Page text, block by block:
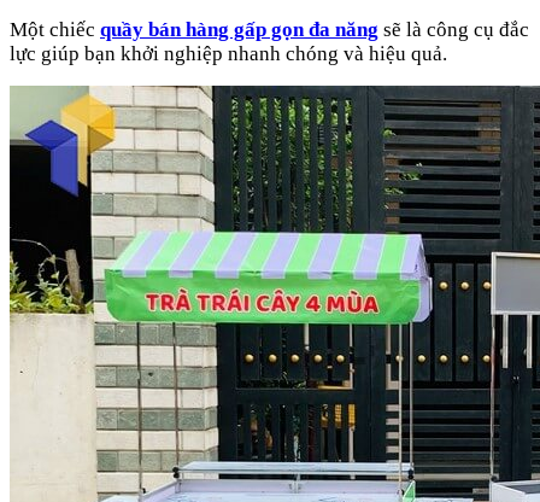
Một chiếc quầy bán hàng gấp gọn đa năng sẽ là công cụ đắc
lực giúp bạn khởi nghiệp nhanh chóng và hiệu quả.